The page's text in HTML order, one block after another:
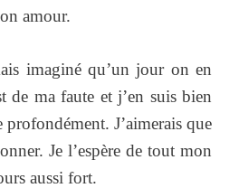
amour.
imaginé qu’un jour on en
de ma faute et j’en suis bien
profondément. J’aimerais que
Je l’espère de tout mon
aussi fort.